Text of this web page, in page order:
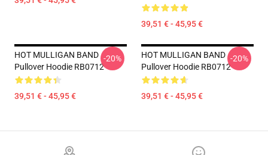
39,51 € - 45,95 €
HOT MULLIGAN BAND
Pullover Hoodie RB0712
39,51 € - 45,95 €
-20%
HOT MULLIGAN BAND
Pullover Hoodie RB0712
39,51 € - 45,95 €
-20%